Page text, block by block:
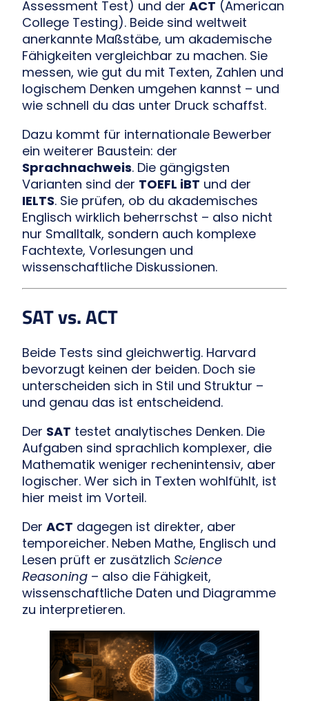
Assessment Test) und der ACT (American
College Testing). Beide sind weltweit
anerkannte Maßstäbe, um akademische
Fähigkeiten vergleichbar zu machen. Sie
messen, wie gut du mit Texten, Zahlen und
logischem Denken umgehen kannst – und
wie schnell du das unter Druck schaffst.
Dazu kommt für internationale Bewerber
ein weiterer Baustein: der
Sprachnachweis. Die gängigsten
Varianten sind der TOEFL iBT und der
IELTS. Sie prüfen, ob du akademisches
Englisch wirklich beherrschst – also nicht
nur Smalltalk, sondern auch komplexe
Fachtexte, Vorlesungen und
wissenschaftliche Diskussionen.
SAT vs. ACT
Beide Tests sind gleichwertig. Harvard
bevorzugt keinen der beiden. Doch sie
unterscheiden sich in Stil und Struktur –
und genau das ist entscheidend.
Der SAT testet analytisches Denken. Die
Aufgaben sind sprachlich komplexer, die
Mathematik weniger rechenintensiv, aber
logischer. Wer sich in Texten wohlfühlt, ist
hier meist im Vorteil.
Der ACT dagegen ist direkter, aber
temporeicher. Neben Mathe, Englisch und
Lesen prüft er zusätzlich Science
Reasoning – also die Fähigkeit,
wissenschaftliche Daten und Diagramme
zu interpretieren.